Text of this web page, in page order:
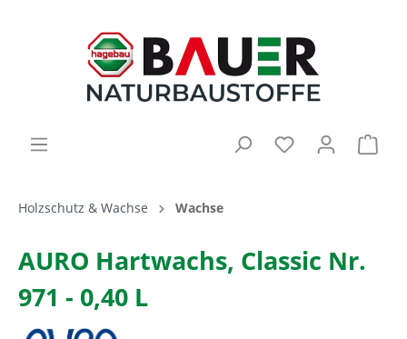
Holzschutz & Wachse Wachse
AURO Hartwachs, Classic Nr.
971 - 0,40 L